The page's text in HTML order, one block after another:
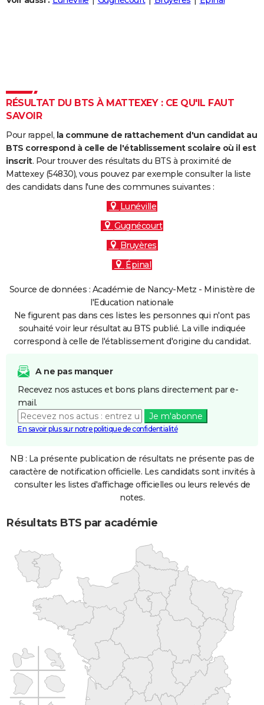
Carte de Noël
Carte Bonne année
Carte Saint-Valentin
Carte Pâques
Carte d'anniversaire
Dictionnaire
Biographies
Citations
Expressions
Proverbes
PROGRAMME TV
COPAINS D'AVANT
S'inscrire
Se connecter
Lycées
Collèges
Primaires
Universités
Entreprises
Service militaire
Avis de recherche
AVIS DE DÉCÈS
RÉSULTAT DU BTS À MATTEXEY : CE QU'IL FAUT
SAVOIR
Pour rappel, la commune de rattachement d'un candidat au
BTS correspond à celle de l'établissement scolaire où il est
inscrit. Pour trouver des résultats du BTS à proximité de
Mattexey (54830), vous pouvez par exemple consulter la liste
des candidats dans l'une des communes suivantes :
Lunéville
Gugnécourt
Bruyères
Épinal
Source de données : Académie de Nancy-Metz - Ministère de
l'Education nationale
Ne figurent pas dans ces listes les personnes qui n'ont pas
souhaité voir leur résultat au BTS publié. La ville indiquée
correspond à celle de l'établissement d'origine du candidat.
A ne pas manquer
Recevez nos astuces et bons plans directement par e-
mail.
Je m'abonne
En savoir plus sur notre politique de confidentialité
NB : La présente publication de résultats ne présente pas de
caractère de notification officielle. Les candidats sont invités à
consulter les listes d'affichage officielles ou leurs relevés de
notes.
Résultats BTS par académie